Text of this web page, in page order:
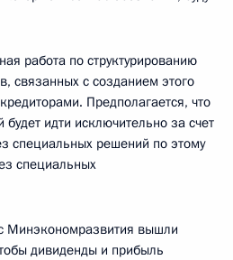
работа по структурированию
связанных с созданием этого
Предполагается, что
идти исключительно за счет
специальных решений по этому
специальных
Минэкономразвития вышли
дивиденды и прибыль